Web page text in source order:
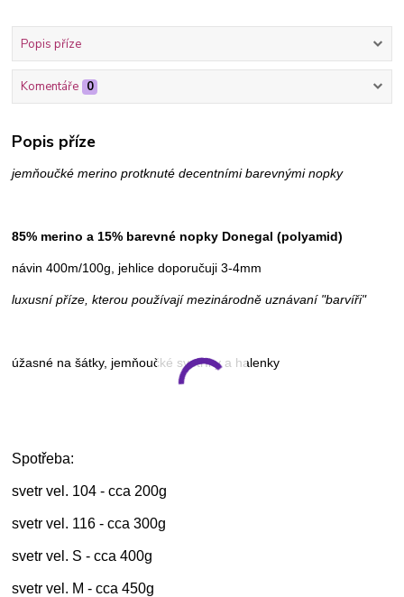
Popis příze
Komentáře 0
Popis příze
jemňoučké merino protknuté decentními barevnými nopky
85% merino a 15% barevné nopky Donegal (polyamid)
návin 400m/100g, jehlice doporučuji 3-4mm
luxusní příze, kterou používají mezinárodně uznávaní "barvíři"
úžasné na šátky, jemňoučké svetříky a halenky
Spotřeba:
svetr vel. 104 - cca 200g
svetr vel. 116 - cca 300g
svetr vel. S - cca 400g
svetr vel. M - cca 450g